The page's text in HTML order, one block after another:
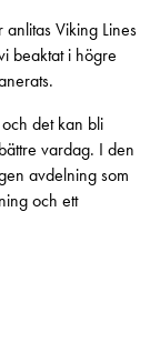
Viking Lines
beaktat i högre
det kan bli
vardag. I den
avdelning som
och ett